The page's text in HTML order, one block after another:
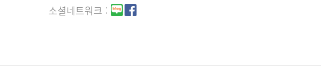
소셜네트워크